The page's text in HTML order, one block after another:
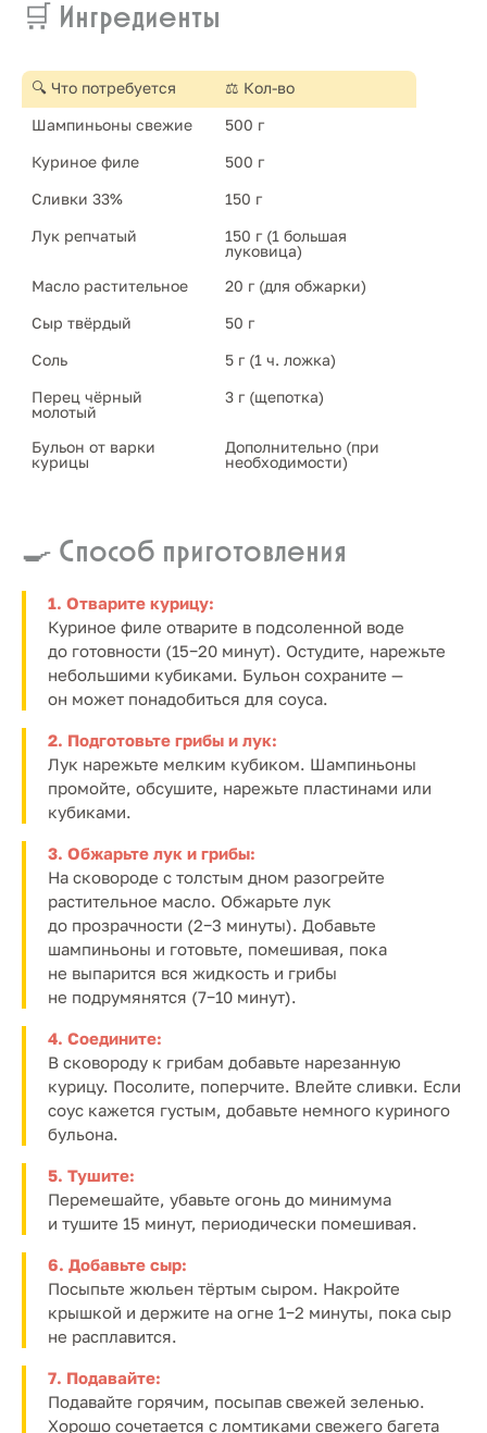
🛒 Ингредиенты
🔍 Что потребуется
⚖️ Кол-во
Шампиньоны свежие
500 г
Куриное филе
500 г
Сливки 33%
150 г
Лук репчатый
150 г (1 большая
луковица)
Масло растительное
20 г (для обжарки)
Сыр твёрдый
50 г
Соль
5 г (1 ч. ложка)
Перец чёрный
молотый
3 г (щепотка)
Бульон от варки
курицы
Дополнительно (при
необходимости)
🍳 Способ приготовления
1. Отварите курицу:
Куриное филе отварите в подсоленной воде
до готовности (15−20 минут). Остудите, нарежьте
небольшими кубиками. Бульон сохраните —
он может понадобиться для соуса.
2. Подготовьте грибы и лук:
Лук нарежьте мелким кубиком. Шампиньоны
промойте, обсушите, нарежьте пластинами или
кубиками.
3. Обжарьте лук и грибы:
На сковороде с толстым дном разогрейте
растительное масло. Обжарьте лук
до прозрачности (2−3 минуты). Добавьте
шампиньоны и готовьте, помешивая, пока
не выпарится вся жидкость и грибы
не подрумянятся (7−10 минут).
4. Соедините:
В сковороду к грибам добавьте нарезанную
курицу. Посолите, поперчите. Влейте сливки. Если
соус кажется густым, добавьте немного куриного
бульона.
5. Тушите:
Перемешайте, убавьте огонь до минимума
и тушите 15 минут, периодически помешивая.
6. Добавьте сыр:
Посыпьте жюльен тёртым сыром. Накройте
крышкой и держите на огне 1−2 минуты, пока сыр
не расплавится.
7. Подавайте:
Подавайте горячим, посыпав свежей зеленью.
Хорошо сочетается с ломтиками свежего багета